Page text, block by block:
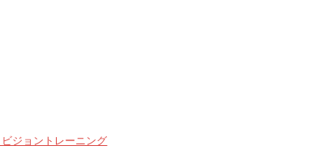
ジョントレーニング